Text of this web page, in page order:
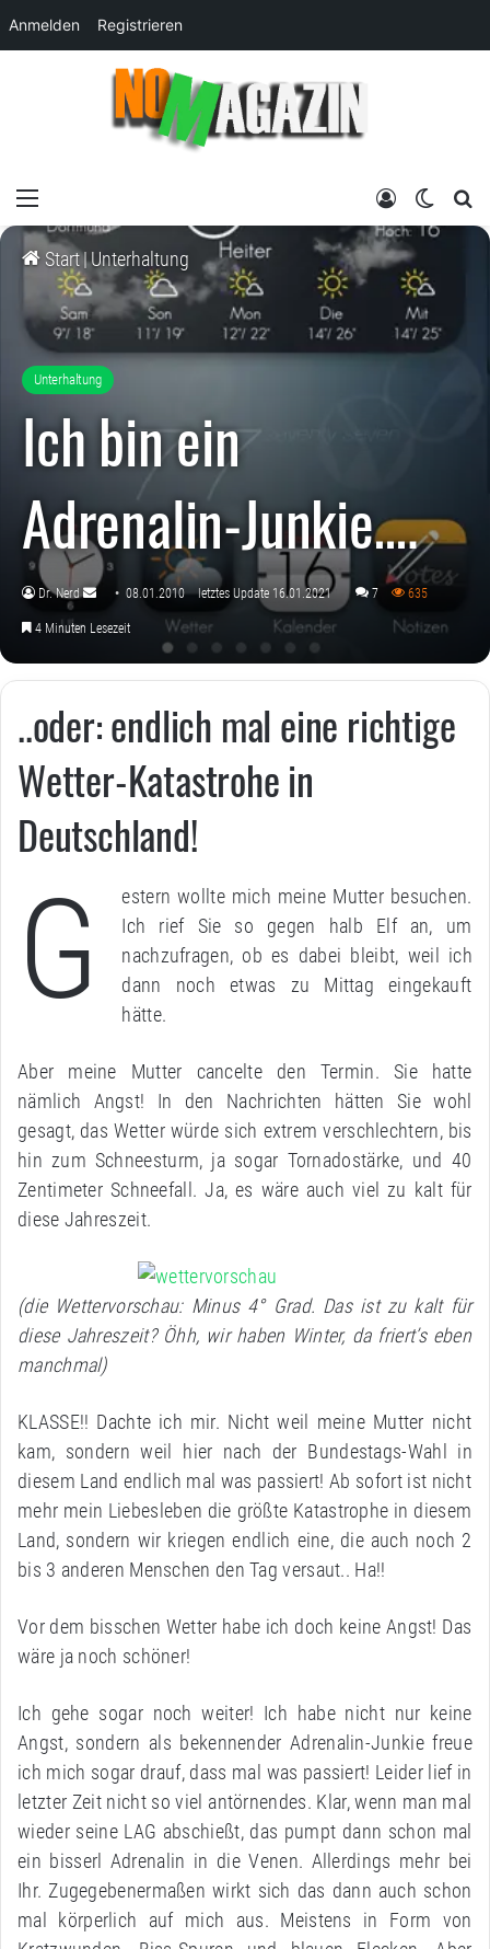
Anmelden Registrieren
Menü Skin
Anmelden
Start|Unterhaltung
Unterhaltung
Ich bin ein
Adrenalin-Junkie….
Dr. Nerd
Sende
Mail
08.01.2010 letztes Update 16.01.2021 7 635
4 Minuten Lesezeit
..oder: endlich mal eine richtige
Wetter-Katastrohe in
Deutschland!
G
estern wollte mich meine Mutter besuchen.
Ich rief Sie so gegen halb Elf an, um
nachzufragen, ob es dabei bleibt, weil ich
dann noch etwas zu Mittag eingekauft
hätte.
Aber meine Mutter cancelte den Termin. Sie hatte
nämlich Angst! In den Nachrichten hätten Sie wohl
gesagt, das Wetter würde sich extrem verschlechtern, bis
hin zum Schneesturm, ja sogar Tornadostärke, und 40
Zentimeter Schneefall. Ja, es wäre auch viel zu kalt für
diese Jahreszeit.
(die Wettervorschau: Minus 4° Grad. Das ist zu kalt für
diese Jahreszeit? Öhh, wir haben Winter, da friert’s eben
manchmal)
KLASSE!! Dachte ich mir. Nicht weil meine Mutter nicht
kam, sondern weil hier nach der Bundestags-Wahl in
diesem Land endlich mal was passiert! Ab sofort ist nicht
mehr mein Liebesleben die größte Katastrophe in diesem
Land, sondern wir kriegen endlich eine, die auch noch 2
bis 3 anderen Menschen den Tag versaut.. Ha!!
Vor dem bisschen Wetter habe ich doch keine Angst! Das
wäre ja noch schöner!
Ich gehe sogar noch weiter! Ich habe nicht nur keine
Angst, sondern als bekennender Adrenalin-Junkie freue
ich mich sogar drauf, dass mal was passiert! Leider lief in
letzter Zeit nicht so viel antörnendes. Klar, wenn man mal
wieder seine LAG abschießt, das pumpt dann schon mal
ein bisserl Adrenalin in die Venen. Allerdings mehr bei
Ihr. Zugegebenermaßen wirkt sich das dann auch schon
mal körperlich auf mich aus. Meistens in Form von